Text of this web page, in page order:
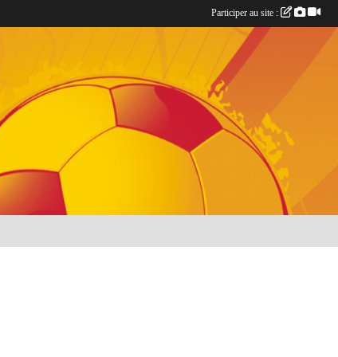
Participer au site :